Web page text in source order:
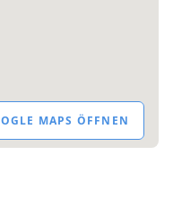
MAPS ÖFFNEN